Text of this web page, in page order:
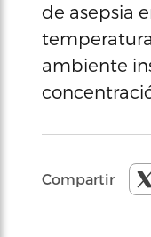
de asepsia
ambiente
Compartir